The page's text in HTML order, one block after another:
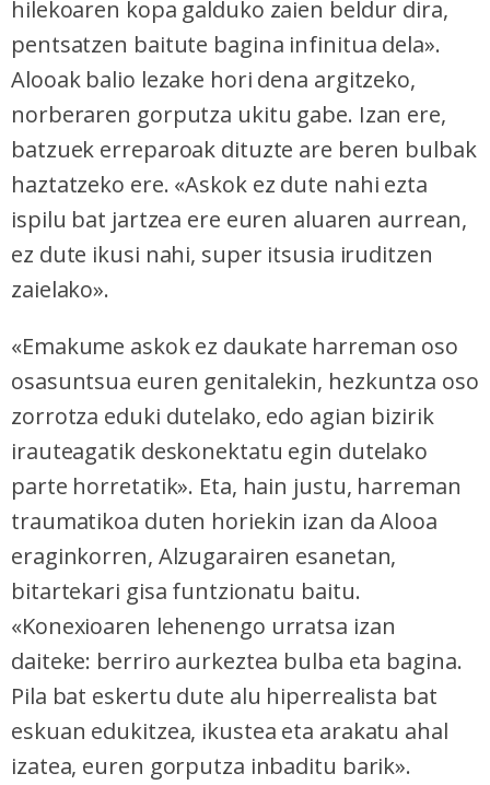
hilekoaren kopa galduko zaien beldur dira,
pentsatzen baitute bagina infinitua dela».
Alooak balio lezake hori dena argitzeko,
norberaren gorputza ukitu gabe. Izan ere,
batzuek erreparoak dituzte are beren bulbak
haztatzeko ere. «Askok ez dute nahi ezta
ispilu bat jartzea ere euren aluaren aurrean,
ez dute ikusi nahi, super itsusia iruditzen
zaielako».
«Emakume askok ez daukate harreman oso
osasuntsua euren genitalekin, hezkuntza oso
zorrotza eduki dutelako, edo agian bizirik
irauteagatik deskonektatu egin dutelako
parte horretatik». Eta, hain justu, harreman
traumatikoa duten horiekin izan da Alooa
eraginkorren, Alzugarairen esanetan,
bitartekari gisa funtzionatu baitu.
«Konexioaren lehenengo urratsa izan
daiteke: berriro aurkeztea bulba eta bagina.
Pila bat eskertu dute alu hiperrealista bat
eskuan edukitzea, ikustea eta arakatu ahal
izatea, euren gorputza inbaditu barik».